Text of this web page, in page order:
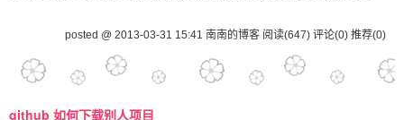
posted @ 2013-03-31 15:41 南南的博客 阅读(647) 评论(0) 推荐(0)
github 如何下载别人项目